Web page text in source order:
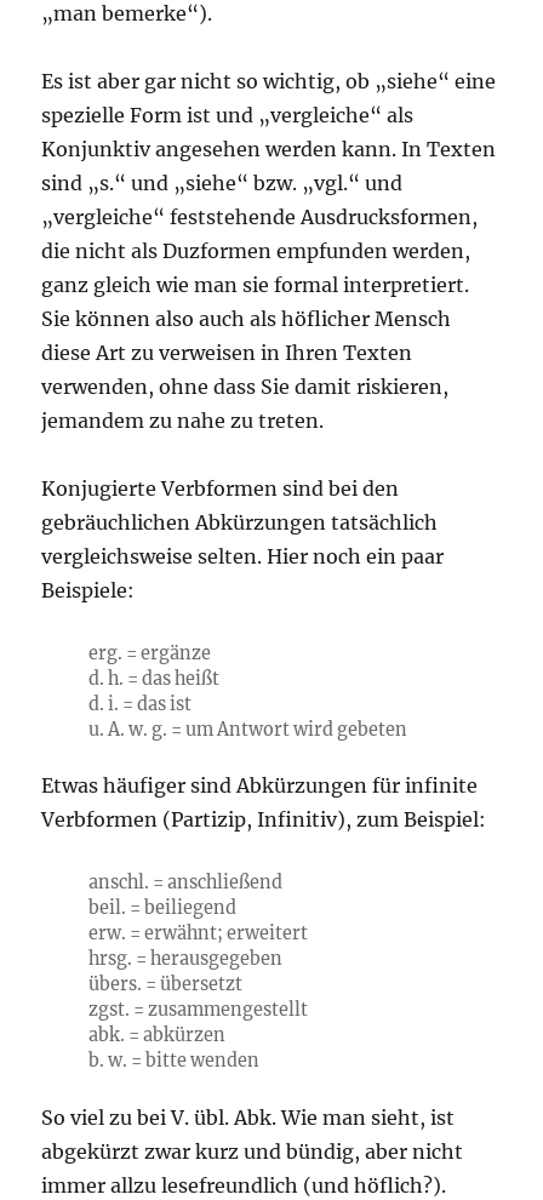
„man bemerke“).
Es ist aber gar nicht so wichtig, ob „siehe“ eine
spezielle Form ist und „vergleiche“ als
Konjunktiv angesehen werden kann. In Texten
sind „s.“ und „siehe“ bzw. „vgl.“ und
„vergleiche“ feststehende Ausdrucksformen,
die nicht als Duzformen empfunden werden,
ganz gleich wie man sie formal interpretiert.
Sie können also auch als höflicher Mensch
diese Art zu verweisen in Ihren Texten
verwenden, ohne dass Sie damit riskieren,
jemandem zu nahe zu treten.
Konjugierte Verbformen sind bei den
gebräuchlichen Abkürzungen tatsächlich
vergleichsweise selten. Hier noch ein paar
Beispiele:
erg. = ergänze
d. h. = das heißt
d. i. = das ist
u. A. w. g. = um Antwort wird gebeten
Etwas häufiger sind Abkürzungen für infinite
Verbformen (Partizip, Infinitiv), zum Beispiel:
anschl. = anschließend
beil. = beiliegend
erw. = erwähnt; erweitert
hrsg. = herausgegeben
übers. = übersetzt
zgst. = zusammengestellt
abk. = abkürzen
b. w. = bitte wenden
So viel zu bei V. übl. Abk. Wie man sieht, ist
abgekürzt zwar kurz und bündig, aber nicht
immer allzu lesefreundlich (und höflich?).